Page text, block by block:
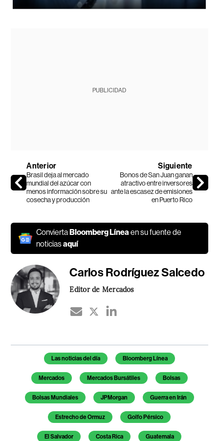
PUBLICIDAD
Anterior
Brasil deja al mercado
mundial del azúcar con
menos información sobre su
cosecha y producción
Siguiente
Bonos de San Juan ganan
atractivo entre inversores
ante la escasez de emisiones
en Puerto Rico
ConviertaBloomberg Líneaen su fuente de
noticiasaquí
Carlos Rodríguez Salcedo
Editor de Mercados
Temas de este artículo
Las noticias del día Bloomberg Línea
Mercados Mercados Bursátiles Bolsas
Bolsas Mundiales JPMorgan Guerra en Irán
Estrecho de Ormuz Golfo Pérsico
El Salvador Costa Rica Guatemala